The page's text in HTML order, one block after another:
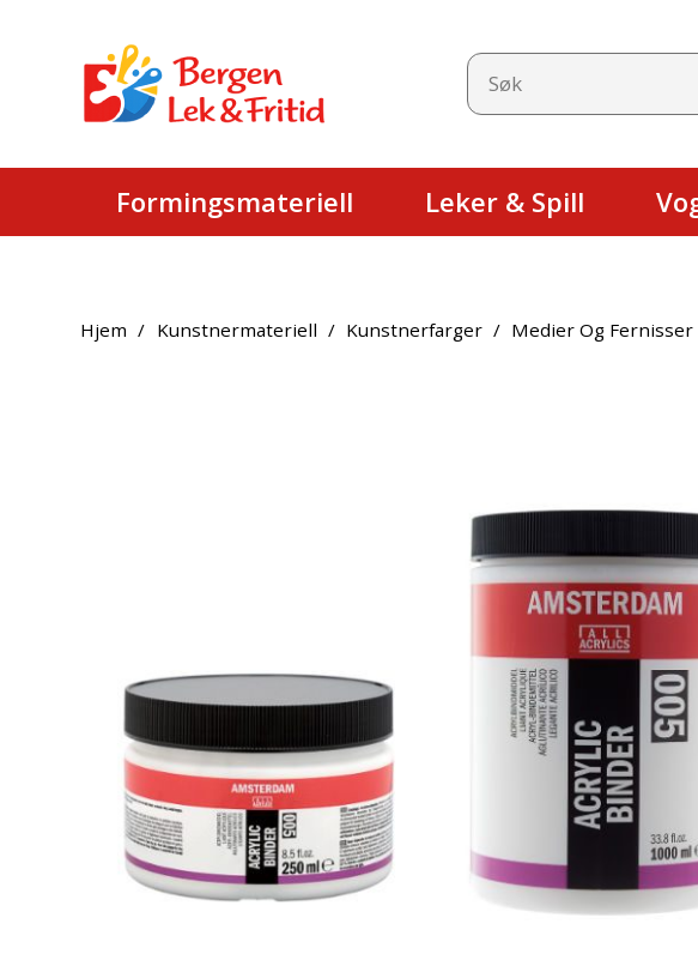
Formingsmateriell Leker & Spill
Hjem / Kunstnermateriell / Kunstnerfarger / Medier Og Fernisser